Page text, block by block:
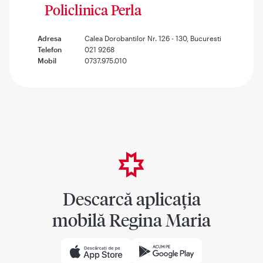
Policlinica Perla
Adresa
Calea Dorobantilor Nr. 126 - 130, Bucuresti
Telefon
021 9268
Mobil
0737.975.010
Descarcă aplicația
mobilă Regina Maria